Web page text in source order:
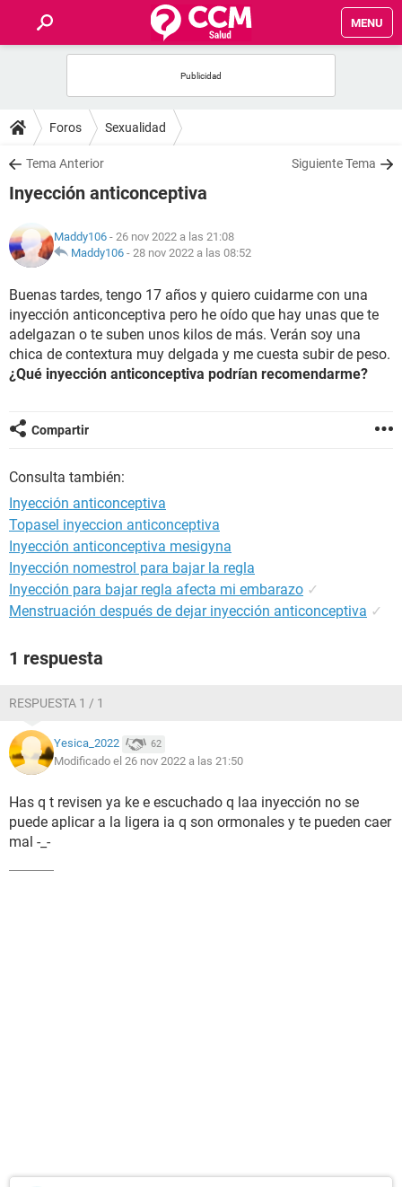
MENU
FOROS
SALUD
FAMILIA
NUTRICIÓN
BIENESTAR
SEXUALIDAD
Foros Sexualidad
Tema Anterior Siguiente Tema
Inyección anticonceptiva
Maddy106 - 26 nov 2022 a las 21:08
Maddy106 - 28 nov 2022 a las 08:52
Buenas tardes, tengo 17 años y quiero cuidarme con una
inyección anticonceptiva pero he oído que hay unas que te
adelgazan o te suben unos kilos de más. Verán soy una
chica de contextura muy delgada y me cuesta subir de peso.
¿Qué inyección anticonceptiva podrían recomendarme?
Compartir
Consulta también:
Inyección anticonceptiva
Topasel inyeccion anticonceptiva
Inyección anticonceptiva mesigyna
Inyección nomestrol para bajar la regla
Inyección para bajar regla afecta mi embarazo ✓
Menstruación después de dejar inyección anticonceptiva ✓
1 respuesta
RESPUESTA 1 / 1
Yesica_2022 62
Modificado el 26 nov 2022 a las 21:50
Has q t revisen ya ke e escuchado q laa inyección no se
puede aplicar a la ligera ia q son ormonales y te pueden caer
mal -_-